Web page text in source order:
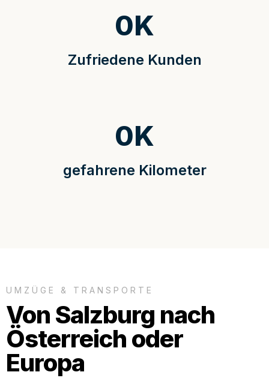
Zufriedene Kunden
0K
gefahrene Kilometer
0K
UMZÜGE & TRANSPORTE
Von Salzburg nach
Österreich oder
Europa